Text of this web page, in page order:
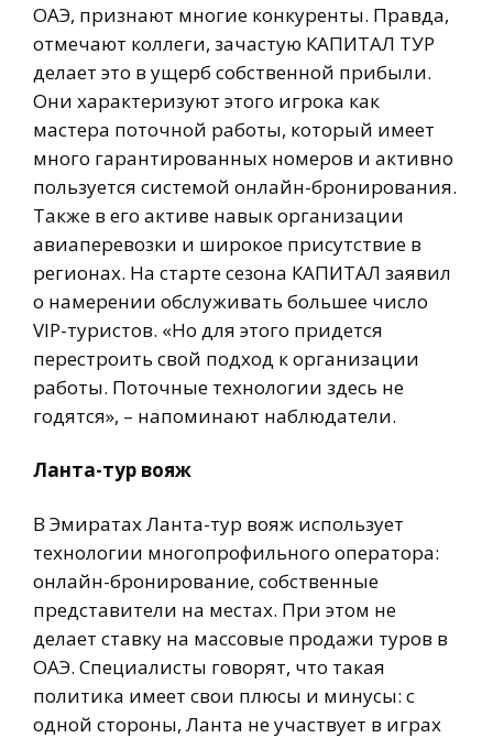
ОАЭ, признают многие конкуренты. Правда,
отмечают коллеги, зачастую КАПИТАЛ ТУР
делает это в ущерб собственной прибыли.
Они характеризуют этого игрока как
мастера поточной работы, который имеет
много гарантированных номеров и активно
пользуется системой онлайн-бронирования.
Также в его активе навык организации
авиаперевозки и широкое присутствие в
регионах. На старте сезона КАПИТАЛ заявил
о намерении обслуживать большее число
VIP-туристов. «Но для этого придется
перестроить свой подход к организации
работы. Поточные технологии здесь не
годятся», – напоминают наблюдатели.
Ланта-тур вояж
В Эмиратах Ланта-тур вояж использует
технологии многопрофильного оператора:
онлайн-бронирование, собственные
представители на местах. При этом не
делает ставку на массовые продажи туров в
ОАЭ. Специалисты говорят, что такая
политика имеет свои плюсы и минусы: с
одной стороны, Ланта не участвует в играх